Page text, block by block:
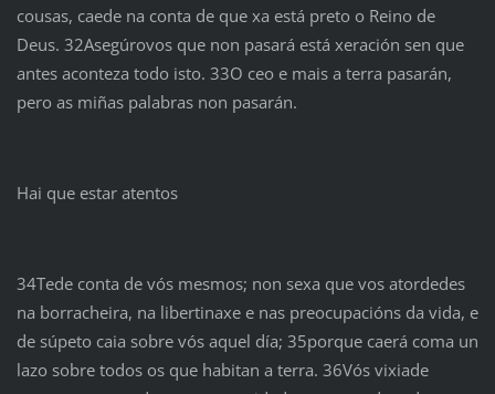
cousas, caede na conta de que xa está preto o Reino de
Deus. 32Asegúrovos que non pasará está xeración sen que
antes aconteza todo isto. 33O ceo e mais a terra pasarán,
pero as miñas palabras non pasarán.
Hai que estar atentos
34Tede conta de vós mesmos; non sexa que vos atordedes
na borracheira, na libertinaxe e nas preocupacións da vida, e
de súpeto caia sobre vós aquel día; 35porque caerá coma un
lazo sobre todos os que habitan a terra. 36Vós vixiade